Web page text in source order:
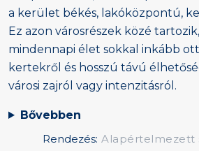
a kerület békés, lakóközpontú,
Ez azon városrészek közé
mindennapi élet sokkal inkább
kertekről és hosszú távú
városi zajról vagy intenzitásról.
Bővebben
Rendezés: Alapértelmezett